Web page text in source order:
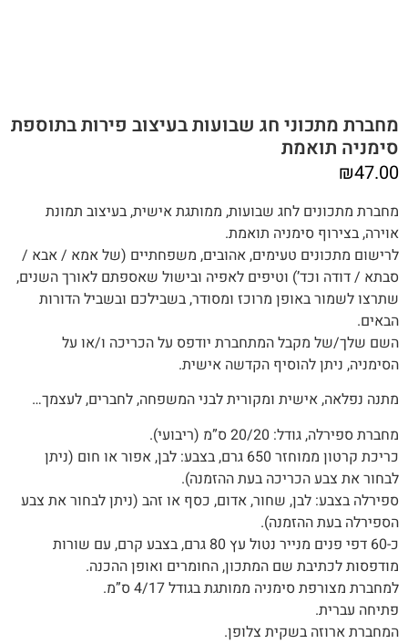
מחברת מתכוני חג שבועות בעיצוב פירות בתוספת
סימניה תואמת
₪47.00
מחברת מתכונים לחג שבועות, ממותגת אישית, בעיצוב תמונת
אוירה, בצירוף סימניה תואמת.
לרישום מתכונים טעימים, אהובים, משפחתיים (של אמא / אבא /
סבתא / דודה וכד’) וטיפים לאפיה ובישול שאספתם לאורך השנים,‬‬
שתרצו לשמור באופן מרוכז ומסודר, בשבילכם ובשביל הדורות
הבאים.
השם שלך/של מקבל המתחברת יודפס על הכריכה ו/או על
הסימניה, ניתן להוסיף הקדשה אישית.
מתנה‭ ‬נפלאה, אישית ומקורית לבני המשפחה, לחברים, לעצמך…
מחברת ספירלה, גודל: 20/20 ס”מ (ריבועי).
כריכת קרטון ממוחזר 650 גרם, בצבע: לבן, אפור או חום (ניתן
לבחור את צבע הכריכה בעת ההזמנה).
ספירלה בצבע: לבן, שחור, אדום, כסף או זהב (ניתן לבחור את צבע
הספירלה בעת ההזמנה)‭.‬
כ-60 דפי פנים מנייר נטול עץ 80 גרם, בצבע קרם, עם שורות
מודפסות לכתיבת שם המתכון, החומרים ואופן ההכנה.
למחברת מצורפת סימניה ממותגת בגודל 4/17 ס”מ.
פתיחה עברית.‬
המחברת‭ ‬ארוזה‭ ‬בשקית צלופן.‬